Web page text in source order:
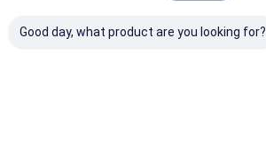
Good day, what product are you looking for?